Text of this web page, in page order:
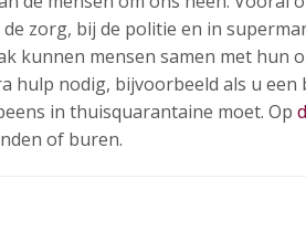
zorg, bij de politie en in
kunnen mensen samen met hun
hulp nodig, bijvoorbeeld als u
in thuisquarantaine moet. Op
of buren.